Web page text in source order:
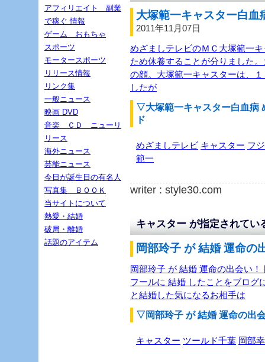
大塚範一キャスター白血
2011年11月07日
めざましテレビのＭＣ大塚範一
ため休養することが分りました
の顔。大塚範一キャスターは、
したが
▽大塚範一キャスター白血病
ド
めざましテレビ キャスター フ
範一
writer : style30.com
キャスター が指定されてい
岡部玲子 が 結婚 運命の
岡部玲子 が 結婚 運命の出会い
フールに 結婚 したことをブログ
と結婚した気になるお相手は
▽岡部玲子 が 結婚 運命の出
キャスター ツールド千葉 岡部
アフィリエイト 副業
で稼ぐ 情報
ゲーム おもちゃ
スポーツ
モータースポーツ
リリース情報
リンク集
一般ニュース
映画 DVD
音楽 ＣＤ ニューリ
リース
海外ニュース
芸能ニュース
今日が誕生日の有名人
写真集 ＢＯＯＫ
当サイトについて
熱愛・結婚
破局・離婚
話題のアイテム